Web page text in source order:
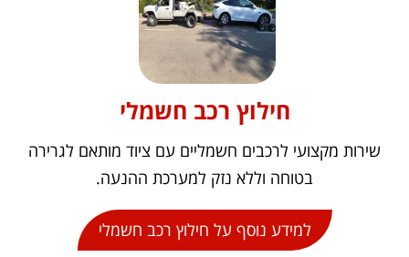
חילוץ רכב חשמלי
שירות מקצועי לרכבים חשמליים עם ציוד מותאם לגרירה
בטוחה וללא נזק למערכת ההנעה.
למידע נוסף על חילוץ רכב חשמלי